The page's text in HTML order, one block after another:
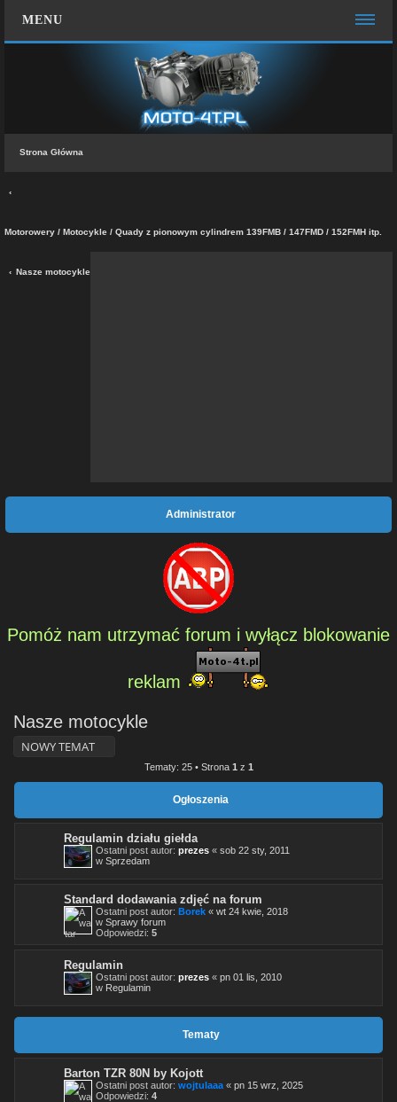
MENU
Zespół administracyjny
FAQ
Strona Główna
Motorowery / Motocykle / Quady z pionowym cylindrem 139FMB / 147FMD / 152FMH itp.
Nasze motocykle
Administrator
Pomóż nam utrzymać forum i wyłącz blokowanie
reklam
Nasze motocykle
NOWY TEMAT
Tematy: 25 • Strona 1 z 1
Ogłoszenia
Regulamin działu giełda
Ostatni post autor: prezes « sob 22 sty, 2011
w Sprzedam
Standard dodawania zdjęć na forum
Ostatni post autor: Borek « wt 24 kwie, 2018
w Sprawy forum
Odpowiedzi: 5
Regulamin
Ostatni post autor: prezes « pn 01 lis, 2010
w Regulamin
Tematy
Barton TZR 80N by Kojott
Ostatni post autor: wojtulaaa « pn 15 wrz, 2025
Odpowiedzi: 4